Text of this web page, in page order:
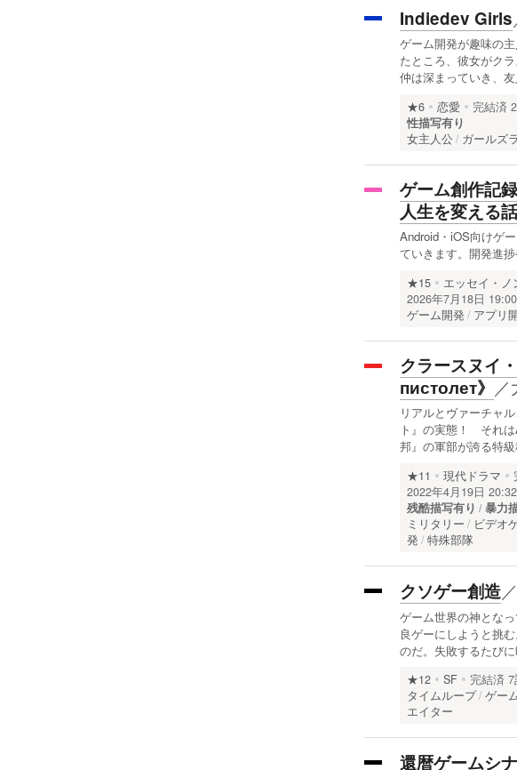
Indiedev Girls
ゲーム開発が趣味の
たところ、彼女がク
仲は深まっていき、
★6 恋愛 完結済
性描写有り
女主人公
ガールズ
ゲーム創作記
人生を変える話
Android・iOS向けゲ
ていきます。開発進
★15 エッセイ・ノ
2026年7月18日
ゲーム開発
アプリ
クラースヌイ
пистолет》 ／
リアルとヴァーチャ
ト』の実態！ それは
邦』の軍部が誇る特
★11 現代ドラマ
2022年4月19日
残酷描写有り
暴力
ミリタリー
ビデオ
発
特殊部隊
クソゲー創造／
ゲーム世界の神とな
良ゲーにしようと挑
のだ。失敗するたび
★12 SF 完結済 7
タイムループ ゲー
エイター
還暦ゲームシ